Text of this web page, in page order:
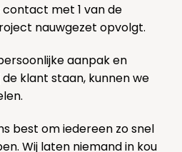
met 1 van de
nauwgezet opvolgt.
aanpak en
klant staan, kunnen we
best om iedereen zo snel
Wij laten niemand in kou